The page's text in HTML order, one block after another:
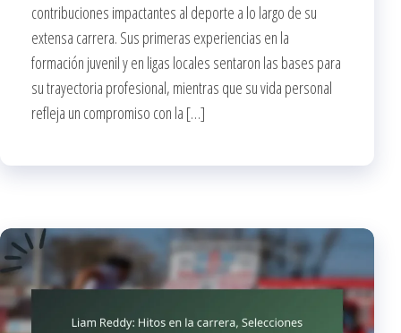
contribuciones impactantes al deporte a lo largo de su
extensa carrera. Sus primeras experiencias en la
formación juvenil y en ligas locales sentaron las bases para
su trayectoria profesional, mientras que su vida personal
refleja un compromiso con la […]